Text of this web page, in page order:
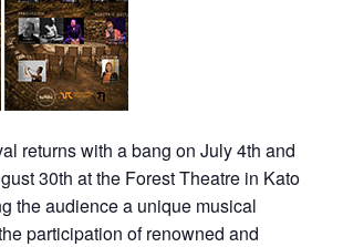
returns with a bang on July 4th and
30th at the Forest Theatre in Kato
the audience a unique musical
participation of renowned and